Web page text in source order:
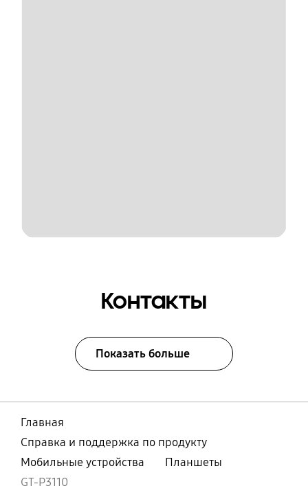
Контакты
Показать больше
Главная
Справка и поддержка по продукту
Мобильные устройства
Планшеты
GT-P3110